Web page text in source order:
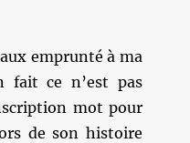
emprunté à ma
fait ce n’est pas
mot pour
de son histoire